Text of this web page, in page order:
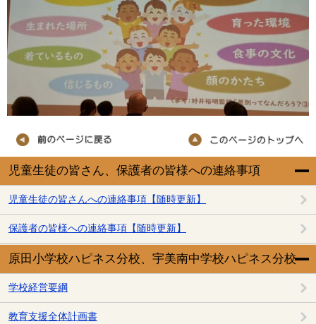
児童生徒の皆さん、保護者の皆様への連絡事項
児童生徒の皆さんへの連絡事項【随時更新】
保護者の皆様への連絡事項【随時更新】
原田小学校ハピネス分校、宇美南中学校ハピネス分校
学校経営要綱
教育支援全体計画書